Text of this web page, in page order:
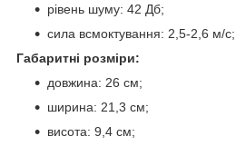
рівень шуму: 42 Дб;
сила всмоктування: 2,5-2,6 м/с;
Габаритні розміри:
довжина: 26 см;
ширина: 21,3 см;
висота: 9,4 см;